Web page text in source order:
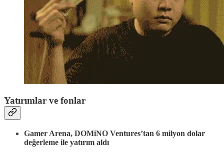
Yatırımlar ve fonlar
Gamer Arena, DOMiNO Ventures’tan 6 milyon dolar
değerleme ile yatırım aldı